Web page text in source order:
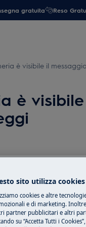
gratuita Reso
è visibile il
è
di errore E20,
scarico, pompa o
sito utilizza
cookies e altre
e di marketing.
partner pubblicitari e altri
su “Accetta Tutti i